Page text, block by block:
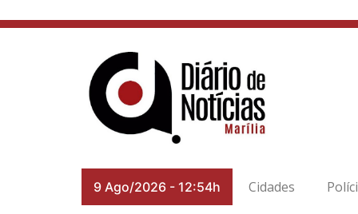
9 Ago/2026 - 12:54h Cidades